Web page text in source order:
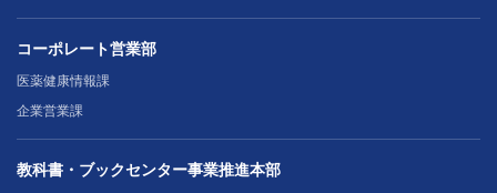
コーポレート営業部
医薬健康情報課
企業営業課
教科書・ブックセンター事業推進本部